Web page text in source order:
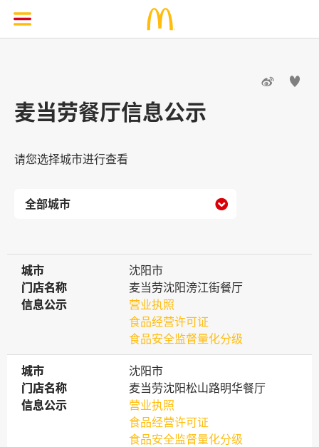
 
麦当劳餐厅信息公示
请您选择城市进行查看

城市
城市
沈阳市
门店名称
门店名称
麦当劳沈阳滂江街餐厅
信息公示
信息公示
营业执照
食品经营许可证
食品安全监督量化分级
城市
城市
沈阳市
门店名称
门店名称
麦当劳沈阳松山路明华餐厅
信息公示
信息公示
营业执照
食品经营许可证
食品安全监督量化分级